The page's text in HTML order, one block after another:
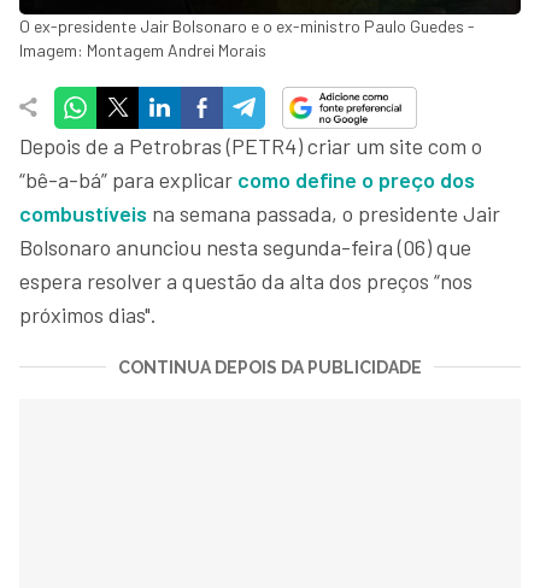
O ex-presidente Jair Bolsonaro e o ex-ministro Paulo Guedes -
Imagem: Montagem Andrei Morais
Depois de a Petrobras (PETR4) criar um site com o
“bê-a-bá” para explicar como define o preço dos
combustíveis na semana passada, o presidente Jair
Bolsonaro anunciou nesta segunda-feira (06) que
espera resolver a questão da alta dos preços “nos
próximos dias".
CONTINUA DEPOIS DA PUBLICIDADE